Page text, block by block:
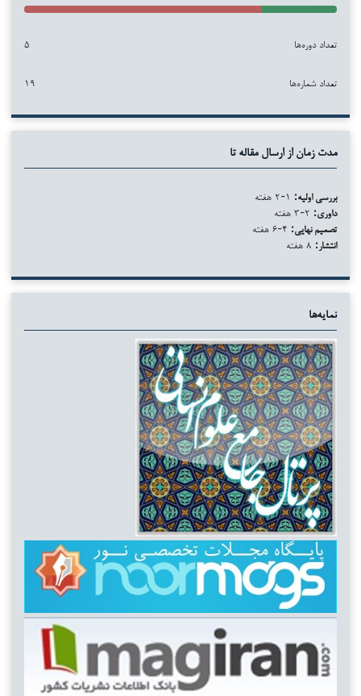
تعداد دوره‌ها ۵
تعداد شماره‌ها ۱۹
مدت زمان از ارسال مقاله تا
بررسی اولیه:
داوری:
تصمیم نهایی:
انتشار:
نمایه‌ها